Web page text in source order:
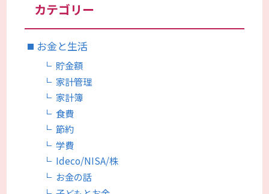
カテゴリー
お金と生活
貯金額
家計管理
家計簿
食費
節約
学費
Ideco/NISA/株
お金の話